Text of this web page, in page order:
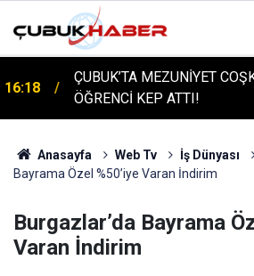
16:14
ÇUBUK'TA TARİHİ GÜN:
FRAKSİNASYON TESİSİ'NİN
Anasayfa Web Tv İş Dünyası
Bayrama Özel %50’iye Varan İndirim
Burgazlar’da Bayrama
Varan İndirim